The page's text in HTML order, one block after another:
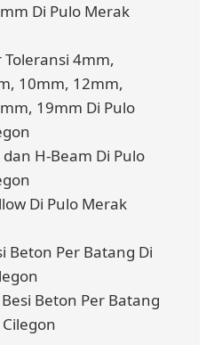
Di Pulo Merak
Toleransi 4mm,
10mm, 12mm,
19mm Di Pulo
dan H-Beam Di Pulo
Di Pulo Merak
Beton Per Batang Di
Beton Per Batang